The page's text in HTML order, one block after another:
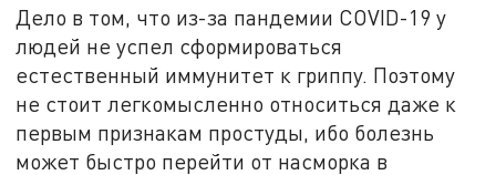
Дело в том, что из-за пандемии COVID-19 у
людей не успел сформироваться
естественный иммунитет к гриппу. Поэтому
не стоит легкомысленно относиться даже к
первым признакам простуды, ибо болезнь
может быстро перейти от насморка в